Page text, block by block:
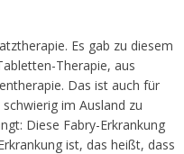
Es gab zu diesem
Therapie, aus
Das ist auch für
im Ausland zu
Diese Fabry-Erkrankung
ist, das heißt, dass